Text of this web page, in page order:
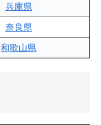
兵庫県
奈良県
和歌山県